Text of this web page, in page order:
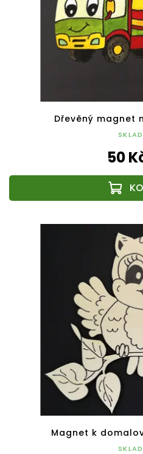
Dřevěný magnet
50
Magnet k